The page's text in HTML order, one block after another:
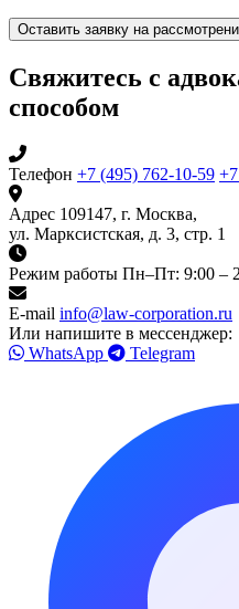
Оставить заявку на
Свяжитесь с
способом
Телефон +7 (495) 762-10-59
Адрес 109147, г. Москва,
ул. Марксистская, д. 3, стр. 1
Режим работы Пн–Пт: 9:00 –
E-mail info@law-corporation.ru
Или напишите в мессенджер:
WhatsApp
Telegram